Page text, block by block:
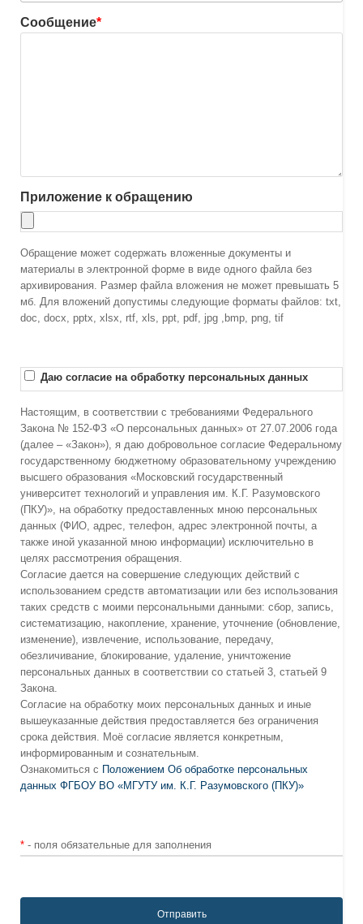
Сообщение*
Приложение к обращению
Обращение может содержать вложенные документы и
материалы в электронной форме в виде одного файла без
архивирования. Размер файла вложения не может превышать 5
мб. Для вложений допустимы следующие форматы файлов: txt,
doc, docx, pptx, xlsx, rtf, xls, ppt, pdf, jpg ,bmp, png, tif
Даю согласие на обработку персональных данных
Настоящим, в соответствии с требованиями Федерального
Закона № 152-ФЗ «О персональных данных» от 27.07.2006 года
(далее – «Закон»), я даю добровольное согласие Федеральному
государственному бюджетному образовательному учреждению
высшего образования «Московский государственный
университет технологий и управления им. К.Г. Разумовского
(ПКУ)», на обработку предоставленных мною персональных
данных (ФИО, адрес, телефон, адрес электронной почты, а
также иной указанной мною информации) исключительно в
целях рассмотрения обращения.
Согласие дается на совершение следующих действий с
использованием средств автоматизации или без использования
таких средств с моими персональными данными: сбор, запись,
систематизацию, накопление, хранение, уточнение (обновление,
изменение), извлечение, использование, передачу,
обезличивание, блокирование, удаление, уничтожение
персональных данных в соответствии со статьей 3, статьей 9
Закона.
Согласие на обработку моих персональных данных и иные
вышеуказанные действия предоставляется без ограничения
срока действия. Моё согласие является конкретным,
информированным и сознательным.
Ознакомиться с Положением Об обработке персональных
данных ФГБОУ ВО «МГУТУ им. К.Г. Разумовского (ПКУ)»
* - поля обязательные для заполнения